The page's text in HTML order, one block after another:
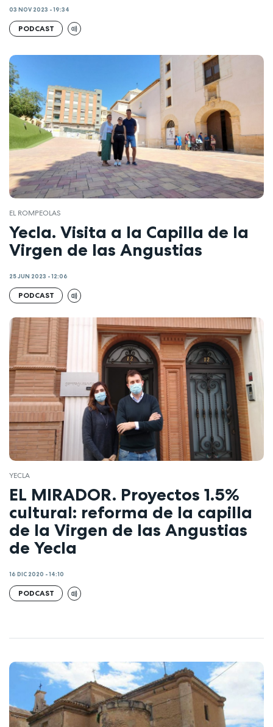
03 NOV 2023 - 19:34
PODCAST
EL ROMPEOLAS
Yecla. Visita a la Capilla de la
Virgen de las Angustias
25 JUN 2023 - 12:06
PODCAST
YECLA
EL MIRADOR. Proyectos 1.5%
cultural: reforma de la capilla
de la Virgen de las Angustias
de Yecla
16 DIC 2020 - 14:10
PODCAST